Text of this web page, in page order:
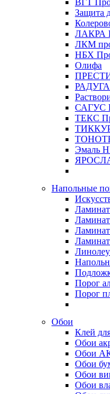
ВГТ
Защита
ЛАКРА
ЛКМ
НБХ
Олифа
САГУС
ТЕКС
Эмаль
Напольные
Ламинат
Порог
Порог
Обои
Клей
Обои
Обои
Обои
Обои
Обои